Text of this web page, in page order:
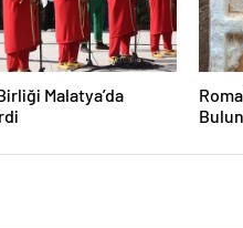
Malatya’da